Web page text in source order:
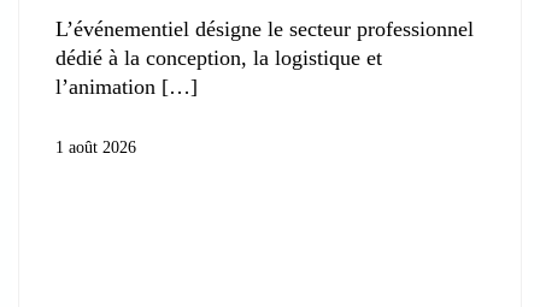
L’événementiel désigne le secteur professionnel
dédié à la conception, la logistique et
l’animation
1 août 2026